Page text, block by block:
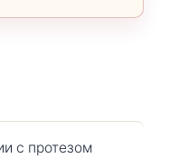
с протезом